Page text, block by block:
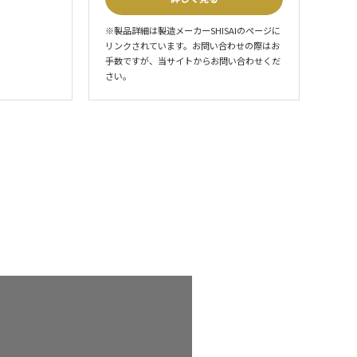
※製品詳細は製造メーカーSHISAIのページに
リンクされています。お問い合わせの際はお
手数ですが、当サイトからお問い合わせくだ
さい。